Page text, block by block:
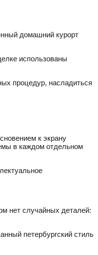
домашний курорт
использованы
процедур, насладиться
к экрану
в каждом отдельном
нет случайных деталей:
петербургский стиль